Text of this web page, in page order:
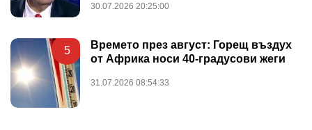
30.07.2026 20:25:00
5
Времето през август: Горещ въздух
от Африка носи 40-градусови жеги
31.07.2026 08:54:33